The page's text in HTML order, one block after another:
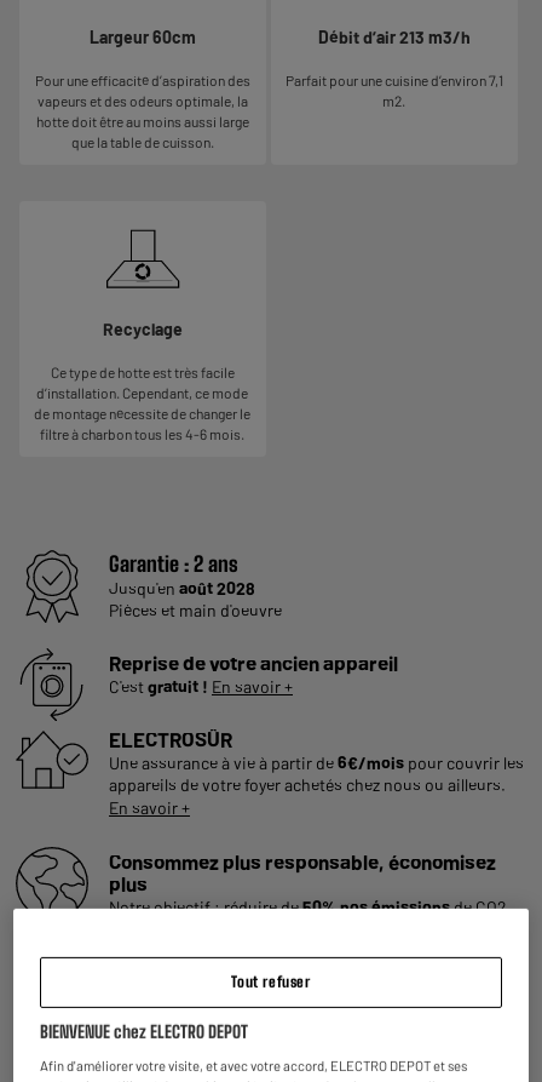
Largeur 60cm
Pour une efficacité d’aspiration des
vapeurs et des odeurs optimale, la
hotte doit être au moins aussi large
que la table de cuisson.
Débit d’air 213 m3/h
Parfait pour une cuisine d’environ 7,1
m2.
Recyclage
Ce type de hotte est très facile
d’installation. Cependant, ce mode
de montage nécessite de changer le
filtre à charbon tous les 4-6 mois.
Garantie :2 ans
Jusqu'en août 2028
Pièces et main d'oeuvre
Reprise de votre ancien appareil
C'estgratuit ! En savoir +
ELECTROSÛR
Une assurance à vie à partir de6€/mois pour couvrir les
appareils de votre foyer achetés chez nous ou ailleurs.
En savoir +
Consommez plus responsable, économisez
plus
Notre objectif : réduire de50% nos émissionsde CO2
Retours et échanges gratuits
- Retoursgratuitsdanstous les magasins ELECTRO
DEPOT de France(
dans le magasin le plus proche de chez vous pour limiter
Tout refuser
BIENVENUE chez ELECTRO DEPOT
Afin d'améliorer votre visite, et avec votre accord, ELECTRO DEPOT et ses